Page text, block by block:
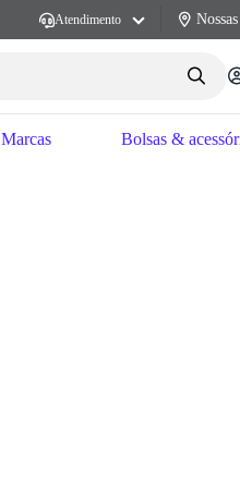
Atendimento
Marcas Bolsas &